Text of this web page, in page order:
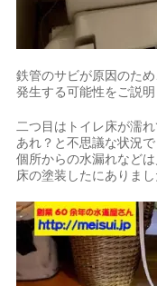
鉄管のサビが原因のた
発生する可能性をご説明
二つ目はトイレ床が濡
あれ？と不思議な状況
個所からの水漏れなど
床の塗装したにありまし